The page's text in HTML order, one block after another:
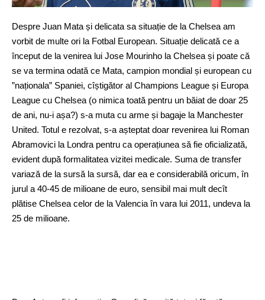
Despre Juan Mata și delicata sa situație de la Chelsea am
vorbit de multe ori la Fotbal European. Situație delicată ce a
început de la venirea lui Jose Mourinho la Chelsea și poate că
se va termina odată ce Mata, campion mondial și european cu
”naționala” Spaniei, cîștigător al Champions League și Europa
League cu Chelsea (o nimica toată pentru un băiat de doar 25
de ani, nu-i așa?) s-a muta cu arme și bagaje la Manchester
United. Totul e rezolvat, s-a așteptat doar revenirea lui Roman
Abramovici la Londra pentru ca operațiunea să fie oficializată,
evident după formalitatea vizitei medicale. Suma de transfer
variază de la sursă la sursă, dar ea e considerabilă oricum, în
jurul a 40-45 de milioane de euro, sensibil mai mult decît
plătise Chelsea celor de la Valencia în vara lui 2011, undeva la
25 de milioane.